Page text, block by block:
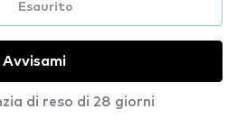
Esaurito
Avvisami
di reso di 28 giorni